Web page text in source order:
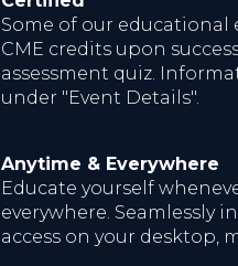
Some of our educational
CME credits upon
assessment quiz.
under "Event Details".
Anytime & Everywhere
Educate yourself
everywhere. Seamlessly
access on your desktop,